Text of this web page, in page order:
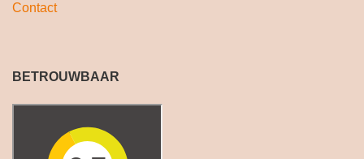
Contact
BETROUWBAAR